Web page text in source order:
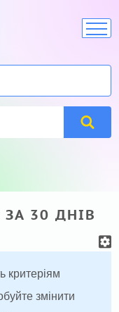
30 ДНІВ
критеріям
змінити